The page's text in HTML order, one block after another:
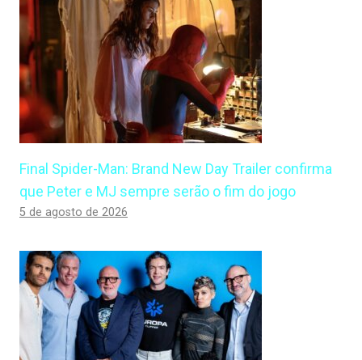
Final Spider-Man: Brand New Day Trailer confirma
que Peter e MJ sempre serão o fim do jogo
5 de agosto de 2026